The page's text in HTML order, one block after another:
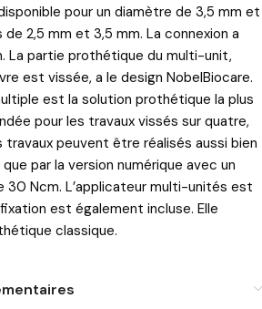
pour un diamètre de 3,5 mm et
2,5 mm et 3,5 mm. La connexion a
La partie prothétique du multi-unit,
est vissée, a le design NobelBiocare.
est la solution prothétique la plus
pour les travaux vissés sur quatre,
travaux peuvent être réalisés aussi bien
par la version numérique avec un
30 Ncm. L’applicateur multi-unités est
est également incluse. Elle
classique.